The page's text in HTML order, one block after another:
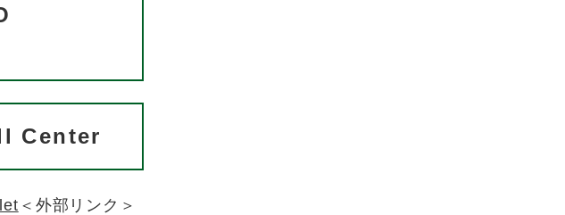
Center
＜外部リンク＞